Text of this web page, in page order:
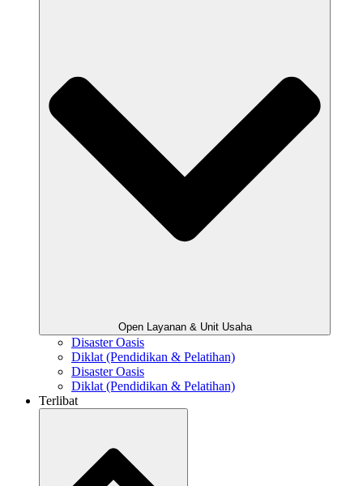
Open Layanan & Unit Usaha
Disaster Oasis
Diklat (Pendidikan & Pelatihan)
Disaster Oasis
Diklat (Pendidikan & Pelatihan)
Terlibat